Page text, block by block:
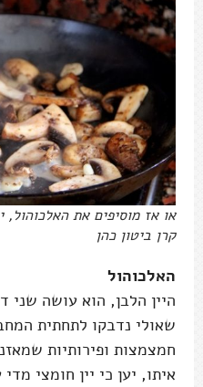
או אז מוסיפים את האלכוהול,
קרן ביטון כהן
האלכוהול
היין הלבן, הוא עושה
שאולי נדבקו לתחתית
חמצמצות ופירותיות
איתו, יען כי יין חומצי